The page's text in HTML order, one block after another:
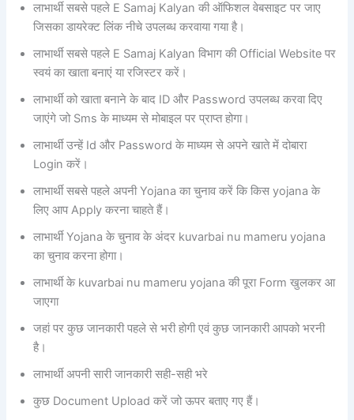
लाभार्थी सबसे पहले E Samaj Kalyan की ऑफिशल वेबसाइट पर जाए
जिसका डायरेक्ट लिंक नीचे उपलब्ध करवाया गया है।
लाभार्थी सबसे पहले E Samaj Kalyan विभाग की Official Website पर
स्वयं का खाता बनाएं या रजिस्टर करें।
लाभार्थी को खाता बनाने के बाद ID और Password उपलब्ध करवा दिए
जाएंगे जो Sms के माध्यम से मोबाइल पर प्राप्त होगा।
लाभार्थी उन्हें Id और Password के माध्यम से अपने खाते में दोबारा
Login करें।
लाभार्थी सबसे पहले अपनी Yojana का चुनाव करें कि किस yojana के
लिए आप Apply करना चाहते हैं।
लाभार्थी Yojana के चुनाव के अंदर kuvarbai nu mameru yojana
का चुनाव करना होगा।
लाभार्थी के kuvarbai nu mameru yojana की पूरा Form खुलकर आ
जाएगा
जहां पर कुछ जानकारी पहले से भरी होगी एवं कुछ जानकारी आपको भरनी
है।
लाभार्थी अपनी सारी जानकारी सही-सही भरे
कुछ Document Upload करें जो ऊपर बताए गए हैं।